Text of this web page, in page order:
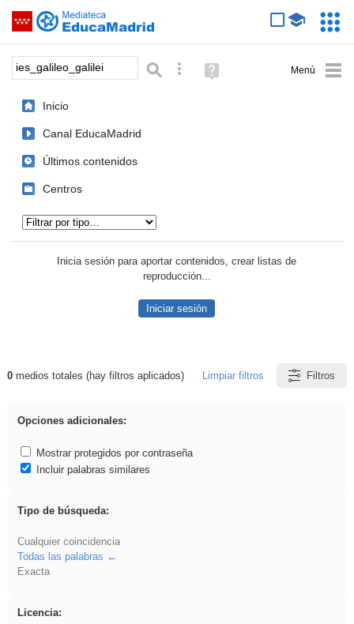
Saltar navegación
Palabra o frase: Búsqueda avanzada
Ayuda
(en
Inicio
Canal EducaMadrid
Últimos contenidos
Centros
Inicia sesión para aportar contenidos, crear listas de
reproducción...
Iniciar sesión
Resultados de: ies_galileo_galilei
0medios totales (hay filtros aplicados) Limpiar filtros Filtros
Opciones adicionales:
Mostrar protegidos por contraseña
Incluir palabras similares
Tipo de búsqueda:
Cualquier coincidencia
Todas las palabras
Exacta
Licencia: